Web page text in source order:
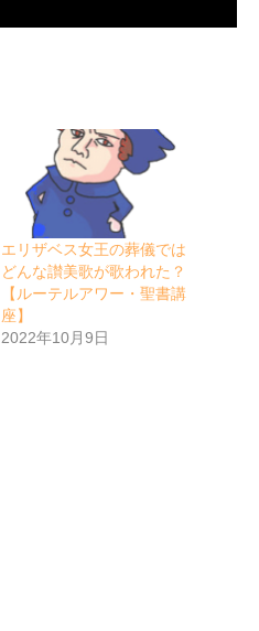
エリザベス女王の葬儀では
どんな讃美歌が歌われた？
【ルーテルアワー・聖書講
座】
2022年10月9日